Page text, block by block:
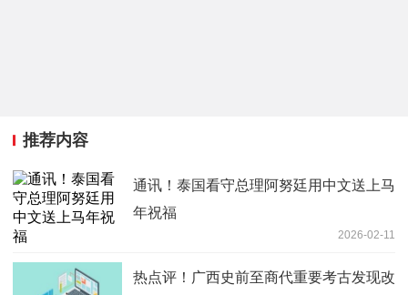
推荐内容
通讯！泰国看守总理阿努廷用中文送上马
年祝福
2026-02-11
热点评！广西史前至商代重要考古发现改